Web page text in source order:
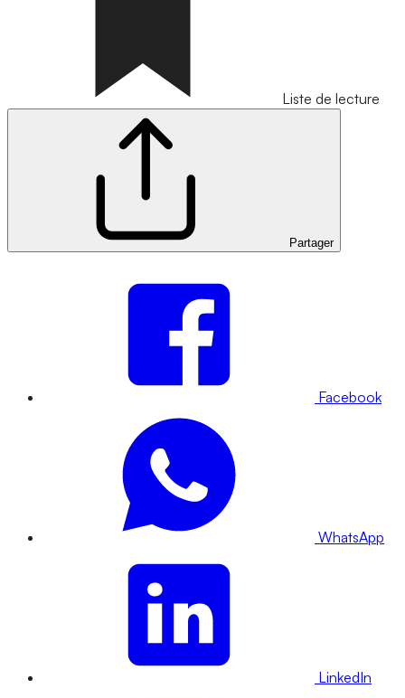
Liste de lecture
Partager
Facebook
WhatsApp
LinkedIn